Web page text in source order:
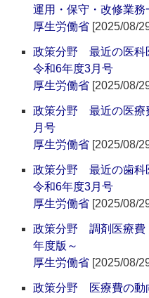
運用・保守・改修業務
厚生労働省 [2025/08/
政策分野 最近の医科
令和6年度3月号
厚生労働省 [2025/08/
政策分野 最近の医療
月号
厚生労働省 [2025/08/
政策分野 最近の歯科
令和6年度3月号
厚生労働省 [2025/08/
政策分野 調剤医療費
年度版～
厚生労働省 [2025/08/
政策分野 医療費の動